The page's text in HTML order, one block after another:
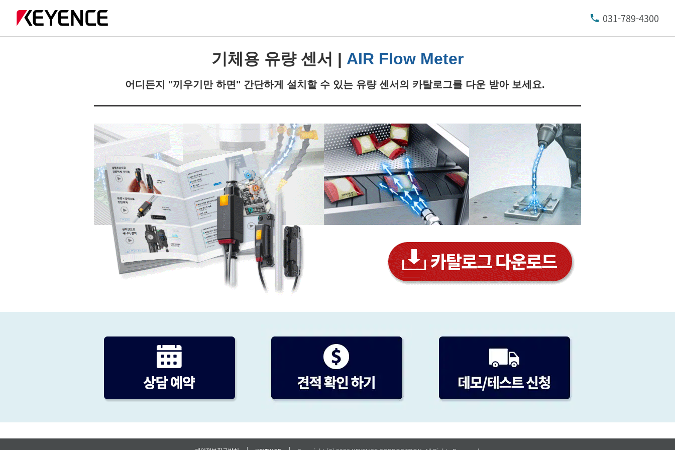
031-789-4300
기체용 유량 센서 | AIR Flow Meter
어디든지 "끼우기만 하면" 간단하게 설치할 수 있는 유량 센서의 카탈로그를 다운 받아 보세요.